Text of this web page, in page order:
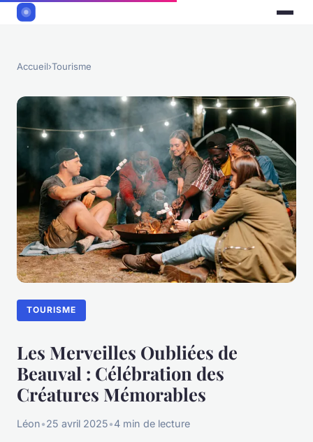
Accueil›Tourisme
TOURISME
Les Merveilles Oubliées de
Beauval : Célébration des
Créatures Mémorables
Léon•25 avril 2025•4 min de lecture